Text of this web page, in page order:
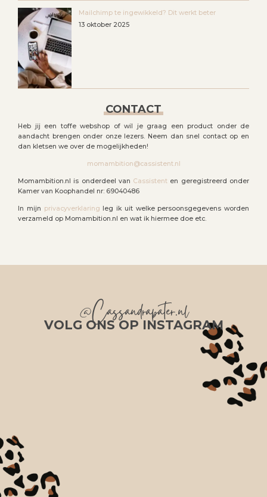
Mailchimp te ingewikkeld? Dit werkt beter
13 oktober 2025
CONTACT
Heb jij een toffe webshop of wil je graag een product onder de
aandacht brengen onder onze lezers. Neem dan snel contact op en
dan kletsen we over de mogelijkheden!
momambition@cassistent.nl
Momambition.nl is onderdeel van Cassistent en geregistreerd onder
Kamer van Koophandel nr: 69040486
In mijn privacyverklaring leg ik uit welke persoonsgegevens worden
verzameld op Momambition.nl en wat ik hiermee doe etc.
@Cassandrapater.nl
VOLG ONS OP INSTAGRAM